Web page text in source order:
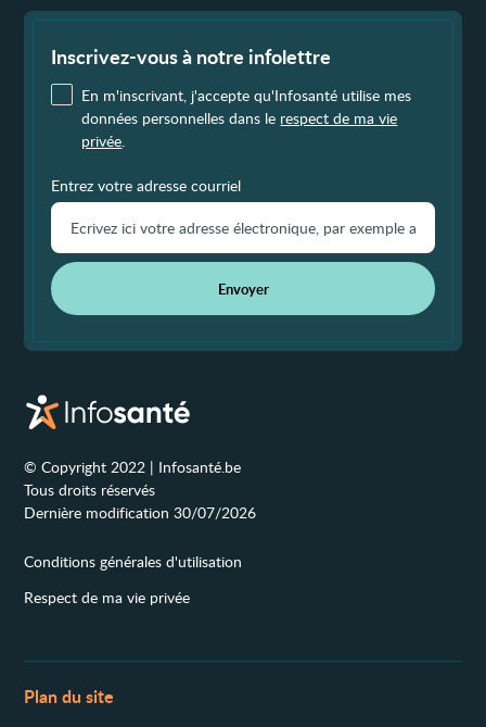
Inscrivez-vous à notre infolettre
En m'inscrivant, j'accepte qu'Infosanté utilise mes
données personnelles dans le respect de ma vie
privée.
Entrez votre adresse courriel
Envoyer
© Copyright 2022 | Infosanté.be
Tous droits réservés
Dernière modification 30/07/2026
Conditions générales d'utilisation
Respect de ma vie privée
Plan du site